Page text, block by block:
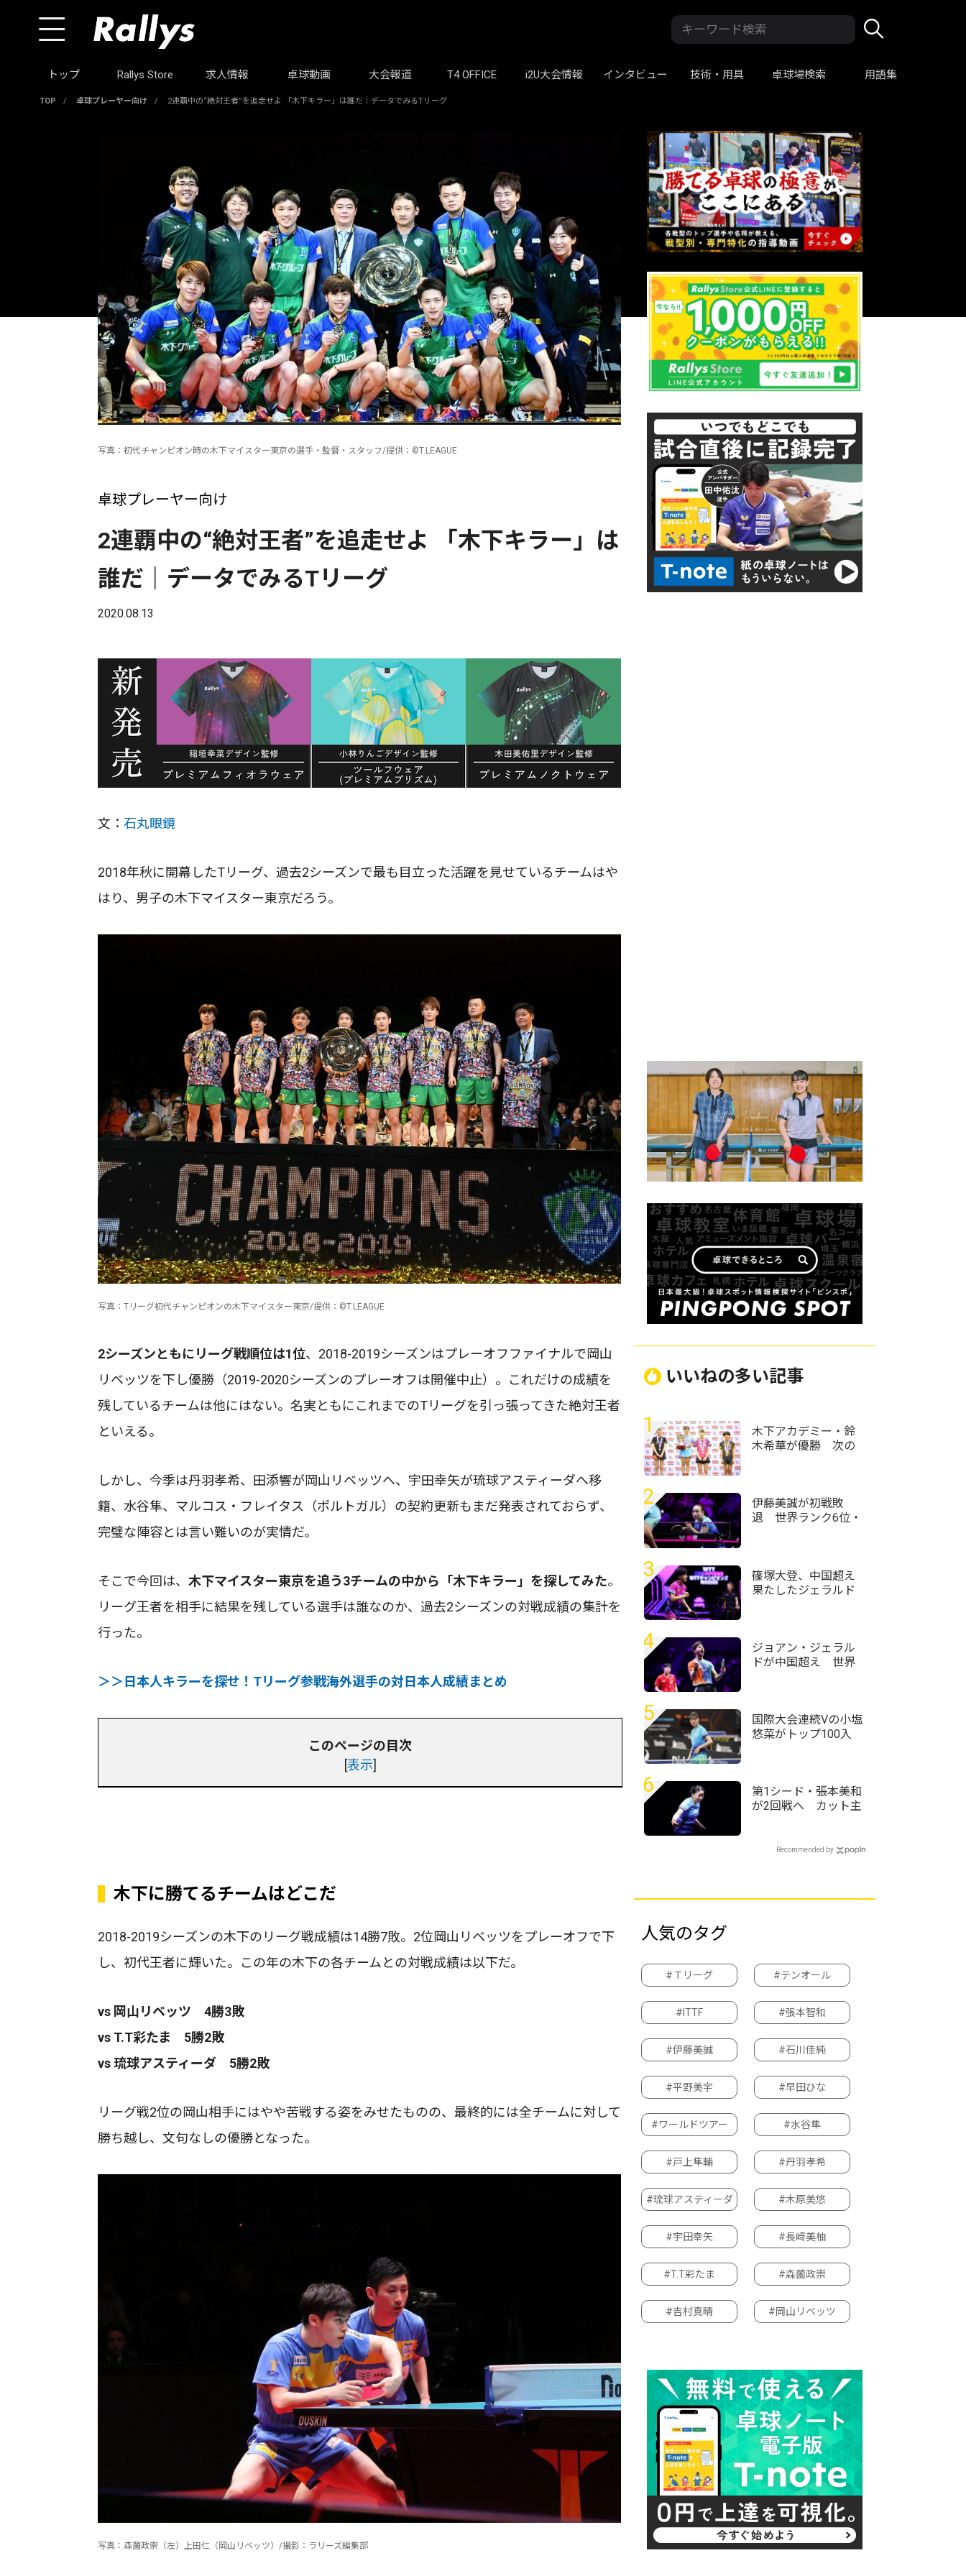
トップ Rallys Store 求人情報 卓球動画 大会報道 T4 OFFICE i2U大会情報 インタビュー 技術・用具 卓球場検索 用語集
TOP / 卓球プレーヤー向け / 2連覇中の“絶対王者”を追走せよ 「木下キラー」は誰だ｜データでみるTリーグ
写真：初代チャンピオン時の木下マイスター東京の選手・監督・スタッフ/提供：©T.LEAGUE
卓球プレーヤー向け
2連覇中の“絶対王者”を追走せよ 「木下キラー」は
誰だ｜データでみるTリーグ
2020.08.13
文： 石丸眼鏡
2018年秋に開幕したTリーグ、過去2シーズンで最も目立った活躍を見せているチームはや
はり、男子の木下マイスター東京だろう。
写真：Tリーグ初代チャンピオンの木下マイスター東京/提供：©T.LEAGUE
2シーズンともにリーグ戦順位は1位、2018-2019シーズンはプレーオフファイナルで岡山
リベッツを下し優勝（2019-2020シーズンのプレーオフは開催中止）。これだけの成績を
残しているチームは他にはない。名実ともにこれまでのTリーグを引っ張ってきた絶対王者
といえる。
しかし、今季は丹羽孝希、田添響が岡山リベッツへ、宇田幸矢が琉球アスティーダへ移
籍、水谷隼、マルコス・フレイタス（ポルトガル）の契約更新もまだ発表されておらず、
完璧な陣容とは言い難いのが実情だ。
そこで今回は、 木下マイスター東京を追う3チームの中から「木下キラー」を探してみた。
リーグ王者を相手に結果を残している選手は誰なのか、過去2シーズンの対戦成績の集計を
行った。
＞＞日本人キラーを探せ！Tリーグ参戦海外選手の対日本人成績まとめ
このページの目次
[表示]
木下に勝てるチームはどこだ
2018-2019シーズンの木下のリーグ戦成績は14勝7敗。2位岡山リベッツをプレーオフで下
し、初代王者に輝いた。この年の木下の各チームとの対戦成績は以下だ。
vs 岡山リベッツ 4勝3敗
vs T.T彩たま 5勝2敗
vs 琉球アスティーダ 5勝2敗
リーグ戦2位の岡山相手にはやや苦戦する姿をみせたものの、最終的には全チームに対して
勝ち越し、文句なしの優勝となった。
写真：森薗政崇（左）上田仁（岡山リベッツ）/撮影：ラリーズ編集部
いいねの多い記事
1
木下アカデミー・鈴
木希華が優勝 次の
2026/ホープス女子＞
2
伊藤美誠が初戦敗
退 世界ランク6位・
3
篠塚大登、中国超え
果たしたジェラルド
4
ジョアン・ジェラル
ドが中国超え 世界
2026＞
5
国際大会連続Vの小塩
悠菜がトップ100入
ランキング（2026年
第32週）
6
第1シード・張本美和
が2回戦へ カット主
球・WTTチャンピオ
Recommended by
人気のタグ
#Ｔリーグ #テンオール
#ITTF #張本智和
#伊藤美誠 #石川佳純
#平野美宇 #早田ひな
#ワールドツアー #水谷隼
#戸上隼輔 #丹羽孝希
#琉球アスティーダ #木原美悠
#宇田幸矢 #長﨑美柚
#T.T彩たま #森薗政崇
#吉村真晴 #岡山リベッツ